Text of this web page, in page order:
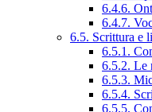
6.4.6.
6.4.7.
6.5. Scrittura e
6.5.1.
6.5.2. Le
6.5.3.
6.5.4.
6.5.5.